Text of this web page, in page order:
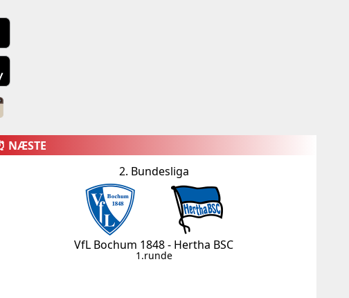
NÆSTE
2. Bundesliga
VfL Bochum 1848 - Hertha BSC
1.runde